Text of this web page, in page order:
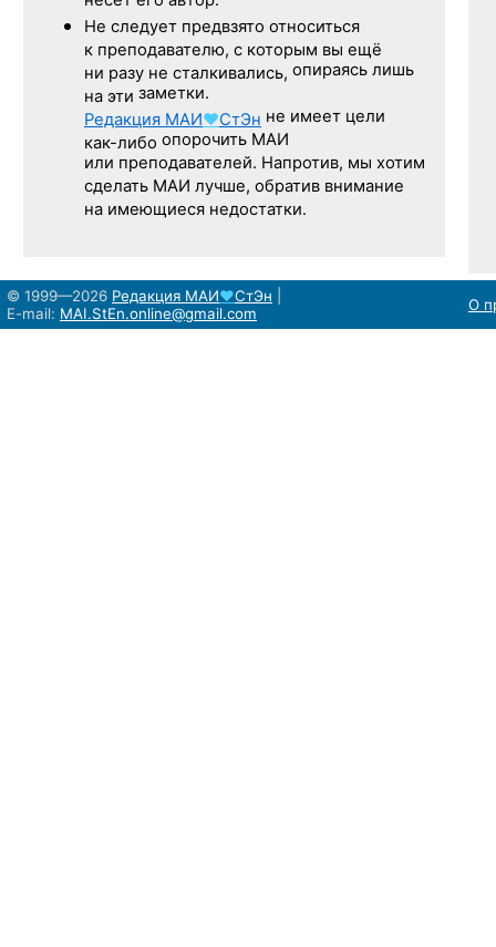
Не следует предвзято относиться
к преподавателю, с которым вы ещё
ни разу не сталкивались, опираясь лишь
на эти заметки.
Редакция МАИ♥СтЭн не имеет цели
как-либо опорочить МАИ
или преподавателей. Напротив, мы хотим
сделать МАИ лучше, обратив внимание
на имеющиеся недостатки.
© 1999—2026 Редакция МАИ♥СтЭн
E-mail: MAI.StEn.online@gmail.com О